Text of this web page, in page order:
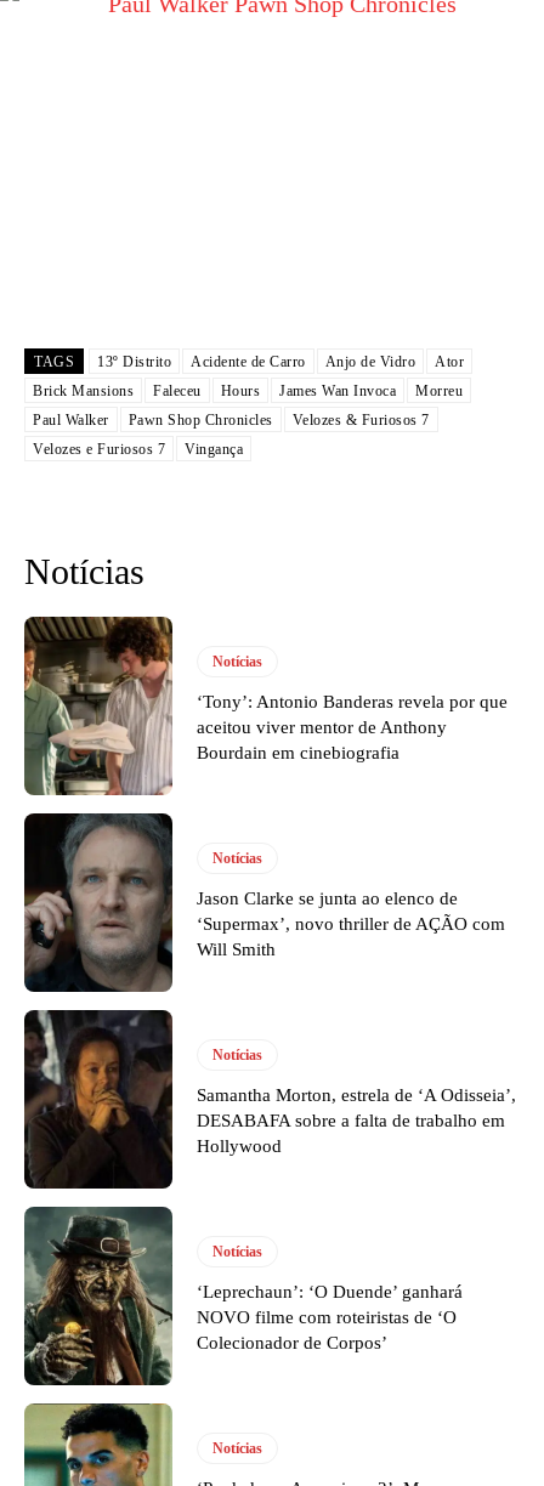
TAGS 13º Distrito Acidente de Carro Anjo de Vidro
Ator
Brick Mansions
Faleceu Hours James Wan Invoca
Morreu
Paul Walker
Pawn Shop Chronicles
Velozes & Furiosos 7
Velozes e Furiosos 7
Vingança
Notícias
Notícias
‘Tony’: Antonio Banderas revela por que
aceitou viver mentor de Anthony
Bourdain em cinebiografia
Notícias
Jason Clarke se junta ao elenco de
‘Supermax’, novo thriller de AÇÃO com
Will Smith
Notícias
Samantha Morton, estrela de ‘A Odisseia’,
DESABAFA sobre a falta de trabalho em
Hollywood
Notícias
‘Leprechaun’: ‘O Duende’ ganhará
NOVO filme com roteiristas de ‘O
Colecionador de Corpos’
Notícias